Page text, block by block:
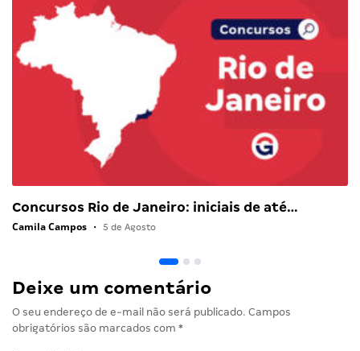
Concursos Rio de Janeiro: iniciais de até…
Camila Campos • 5 de Agosto
Deixe um comentário
O seu endereço de e-mail não será publicado. Campos
obrigatórios são marcados com *